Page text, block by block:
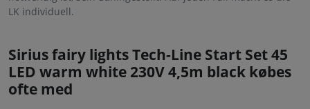
LK individuell.
Sirius fairy lights Tech-Line Start Set 45
LED warm white 230V 4,5m black købes
ofte med